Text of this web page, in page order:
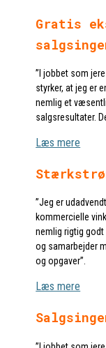
Gratis
”I jobbet som
styrker, at jeg er
nemlig et
salgsresultater.
Læs mere
”Jeg er
kommercielle
nemlig rigtig
og samarbejder
og opgaver”.
Læs mere